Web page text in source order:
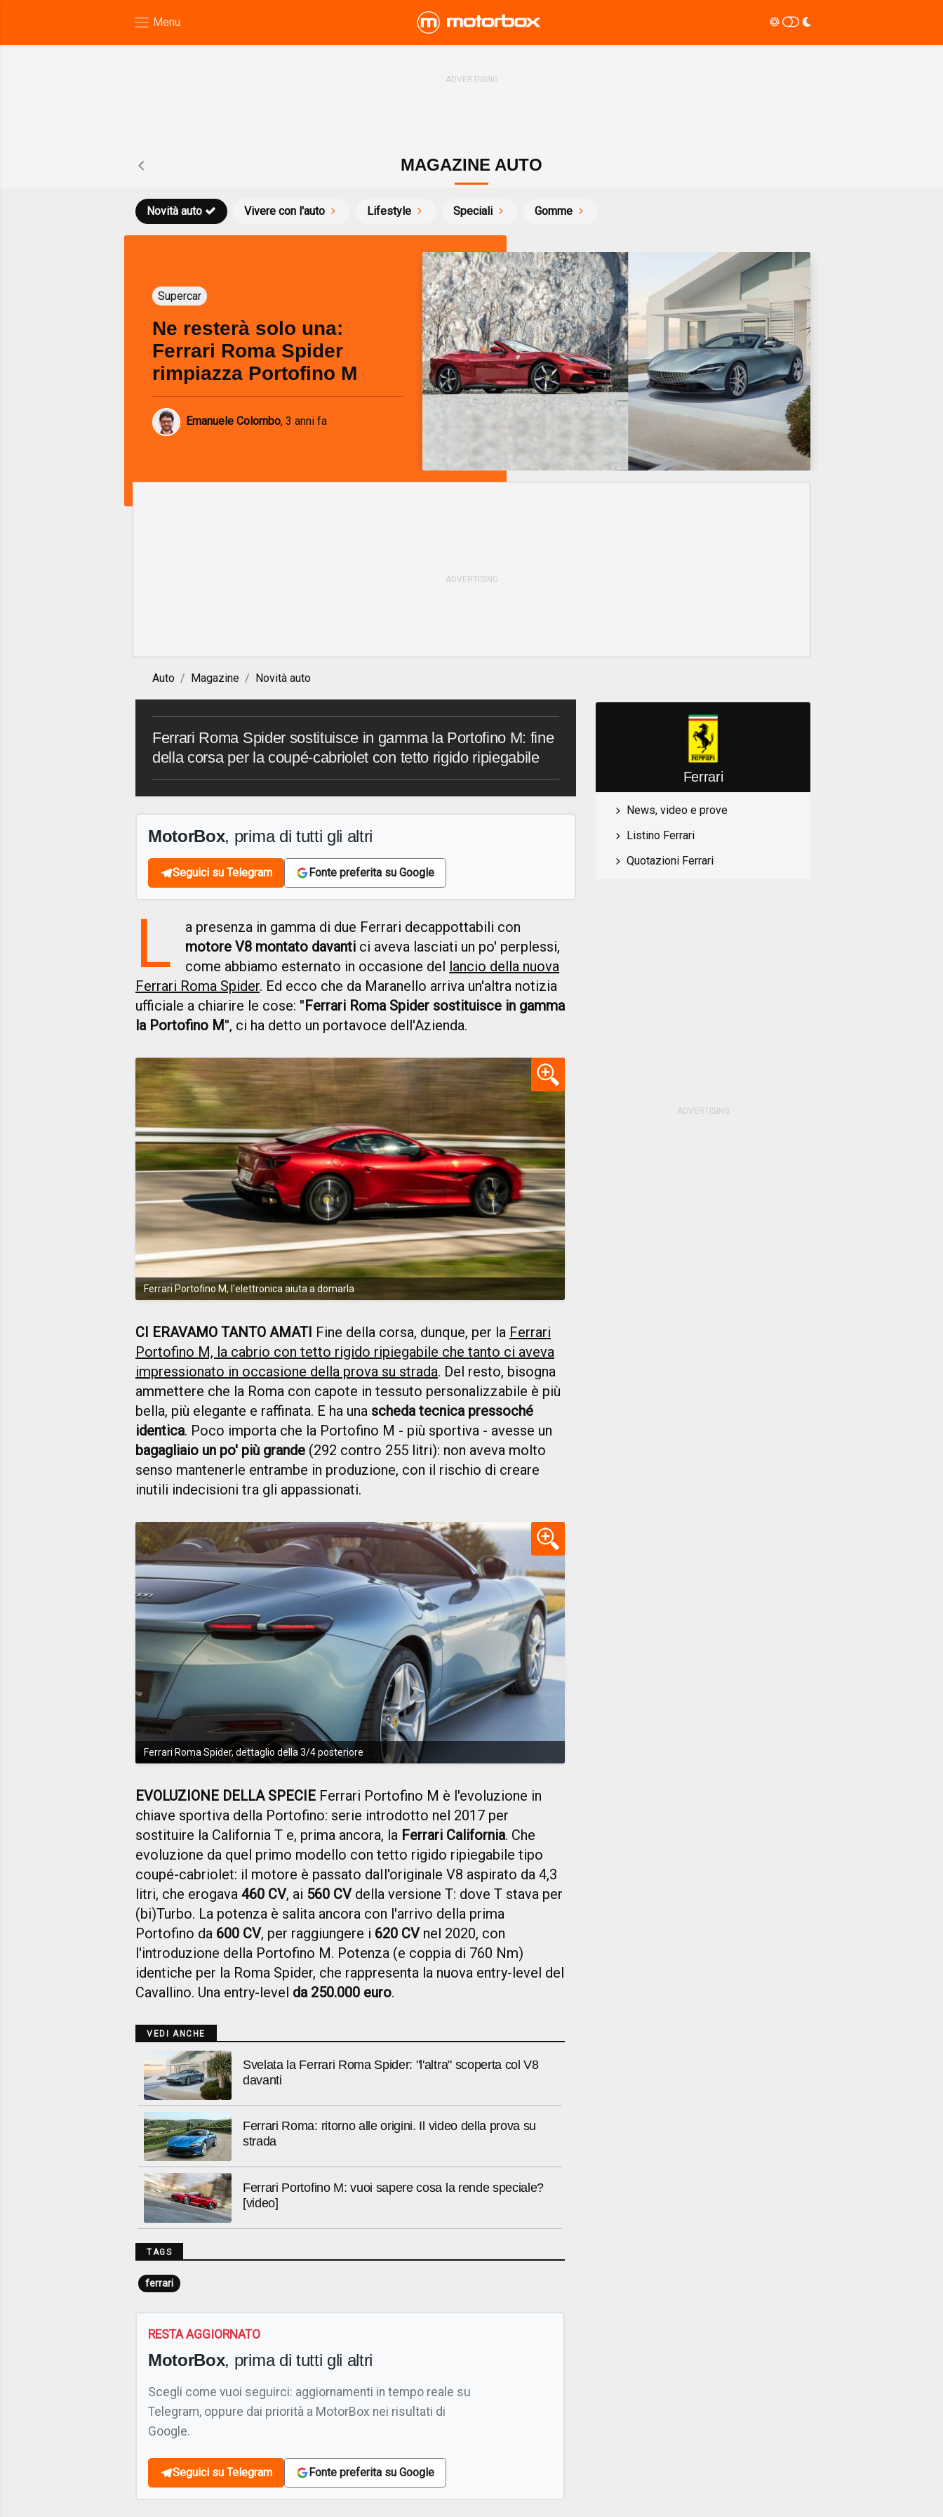
MAGAZINE AUTO
Novità auto Vivere con l'auto Lifestyle Speciali Gomme
Supercar
Ne resterà solo una:
Ferrari Roma Spider
rimpiazza Portofino M
Emanuele Colombo, 3 anni fa
Auto Magazine Novità auto
Ferrari Roma Spider sostituisce in gamma la Portofino M: fine
della corsa per la coupé-cabriolet con tetto rigido ripiegabile
MotorBox, prima di tutti gli altri
Seguici su Telegram Fonte preferita su Google
L
a presenza in gamma di due Ferrari decappottabili con
motore V8 montato davanti ci aveva lasciati un po' perplessi,
come abbiamo esternato in occasione del lancio della nuova
Ferrari Roma Spider. Ed ecco che da Maranello arriva un'altra notizia
ufficiale a chiarire le cose: ''Ferrari Roma Spider sostituisce in gamma
la Portofino M'', ci ha detto un portavoce dell'Azienda.
Ferrari Portofino M, l'elettronica aiuta a domarla
CI ERAVAMO TANTO AMATI Fine della corsa, dunque, per la Ferrari
Portofino M, la cabrio con tetto rigido ripiegabile che tanto ci aveva
impressionato in occasione della prova su strada. Del resto, bisogna
ammettere che la Roma con capote in tessuto personalizzabile è più
bella, più elegante e raffinata. E ha una scheda tecnica pressoché
identica. Poco importa che la Portofino M - più sportiva - avesse un
bagagliaio un po' più grande (292 contro 255 litri): non aveva molto
senso mantenerle entrambe in produzione, con il rischio di creare
inutili indecisioni tra gli appassionati.
Ferrari Roma Spider, dettaglio della 3/4 posteriore
EVOLUZIONE DELLA SPECIE Ferrari Portofino M è l'evoluzione in
chiave sportiva della Portofino: serie introdotto nel 2017 per
sostituire la California T e, prima ancora, la Ferrari California. Che
evoluzione da quel primo modello con tetto rigido ripiegabile tipo
coupé-cabriolet: il motore è passato daIl'originale V8 aspirato da 4,3
litri, che erogava 460 CV, ai 560 CVdella versione T: dove T stava per
(bi)Turbo. La potenza è salita ancora con l'arrivo della prima
Portofino da 600 CV, per raggiungere i 620 CVnel 2020, con
l'introduzione della Portofino M. Potenza (e coppia di 760 Nm)
identiche per la Roma Spider, che rappresenta la nuova entry-level del
Cavallino. Una entry-level da 250.000 euro.
VEDI ANCHE
Svelata la Ferrari Roma Spider: "l'altra" scoperta col V8
davanti
Ferrari Roma: ritorno alle origini. Il video della prova su
strada
Ferrari Portofino M: vuoi sapere cosa la rende speciale?
[video]
TAGS
ferrari
RESTA AGGIORNATO
MotorBox, prima di tutti gli altri
Scegli come vuoi seguirci: aggiornamenti in tempo reale su
Telegram, oppure dai priorità a MotorBox nei risultati di
Google.
Seguici su Telegram Fonte preferita su Google
Ferrari
News, video e prove
Listino Ferrari
Quotazioni Ferrari